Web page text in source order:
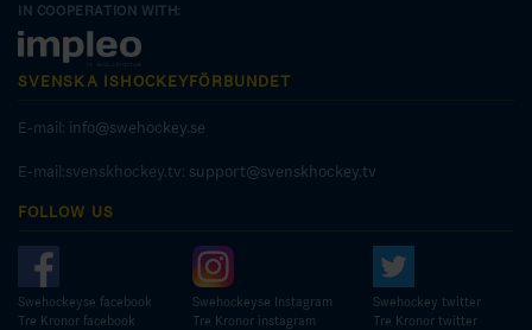
IN COOPERATION WITH:
SVENSKA ISHOCKEYFÖRBUNDET
E-mail: info@swehockey.se
E-mail:svenskhockey.tv: support@svenskhockey.tv
FOLLOW US
Swehockeyse facebook
Tre Kronor facebook
Swehockeyse Instagram
Tre Kronor instagram
Swehockey twitter
Tre Kronor twitter